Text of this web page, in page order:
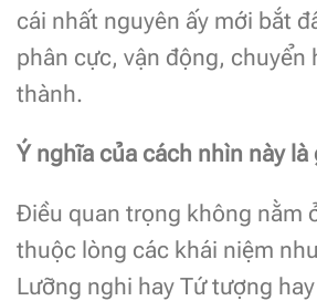
cái nhất nguyên ấy mới bắt
phân cực, vận động, chuyển
thành.
Ý nghĩa của cách nhìn này là
Điều quan trọng không nằm
thuộc lòng các khái niệm
Lưỡng nghi hay Tứ tượng